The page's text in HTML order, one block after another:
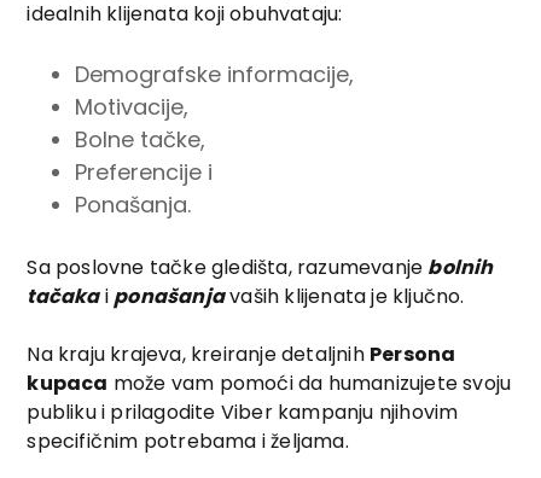
idealnih klijenata koji obuhvataju:
Demografske informacije,
Motivacije,
Bolne tačke,
Preferencije i
Ponašanja.
Sa poslovne tačke gledišta, razumevanje bolnih
tačakai ponašanjavaših klijenata je ključno.
Na kraju krajeva, kreiranje detaljnih Persona
kupaca može vam pomoći da humanizujete svoju
publiku i prilagodite Viber kampanju njihovim
specifičnim potrebama i željama.